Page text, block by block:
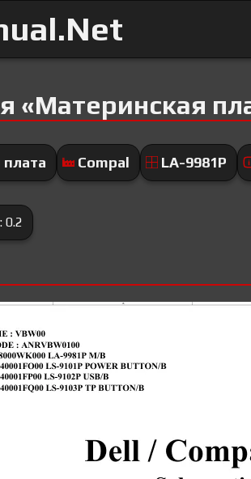
«Материнская
Compal LA-9981P
0.2